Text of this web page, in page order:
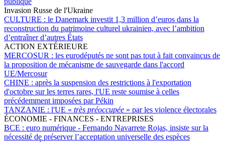
Invasion Russe de l'Ukraine
CULTURE : le Danemark investit 1,3 million d’euros dans la
reconstruction du patrimoine culturel ukrainien, avec l’ambition
d’entraîner d’autres États
ACTION EXTÉRIEURE
MERCOSUR : les eurodéputés ne sont pas tout à fait convaincus de
la proposition de mécanisme de sauvegarde dans l'accord
UE/Mercosur
CHINE : après la suspension des restrictions à l'exportation
d'octobre sur les terres rares, l'UE reste soumise à celles
précédemment imposées par Pékin
TANZANIE : l'UE « très préoccupée » par les violence électorales
ÉCONOMIE - FINANCES - ENTREPRISES
BCE : euro numérique - Fernando Navarrete Rojas, insiste sur la
nécessité de préserver l’acceptation universelle des espèces